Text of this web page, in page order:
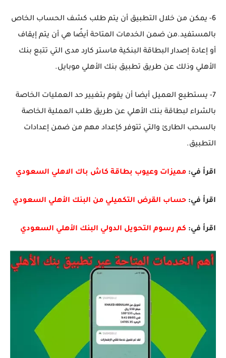
6- يمكن من خلال التطبيق أن يتم طلب كشف الحساب الخاص
بالمستفيد.من ضمن الخدمات المتاحة أيضًا هي أن يتم إيقاف
أو إعادة إصدار البطاقة البنكية ماستر كارد مدى التي تتبع بنك
الأهلي وذلك عن طريق تطبيق بنك الأهلي موبايل.
7- يستطيع العميل أيضا أن يقوم بتغيير حد العمليات الخاصة
بالشراء لبطاقة بنك الأهلي عن طريق طلب العملية الخاصة
بالسحب الطارئ والتي تتوفر كإعداد مهم من ضمن إعدادات
التطبيق.
اقرأ في: مميزات وعيوب بطاقة كاش باك الاهلي السعودي
اقرأ في: حساب القرض التكميلي من البنك الأهلي السعودي
اقرأ في: كم رسوم التحويل الدولي البنك الأهلي السعودي